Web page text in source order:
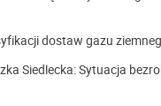
dostaw gazu
Siedlecka: Sytuacja